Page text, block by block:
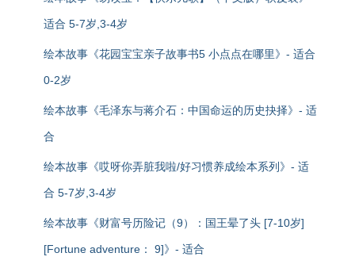
适合 5-7岁,3-4岁
绘本故事《花园宝宝亲子故事书5 小点点在哪里》- 适合
0-2岁
绘本故事《毛泽东与蒋介石：中国命运的历史抉择》- 适
合
绘本故事《哎呀你弄脏我啦/好习惯养成绘本系列》- 适
合 5-7岁,3-4岁
绘本故事《财富号历险记（9）：国王晕了头 [7-10岁]
[Fortune adventure： 9]》- 适合